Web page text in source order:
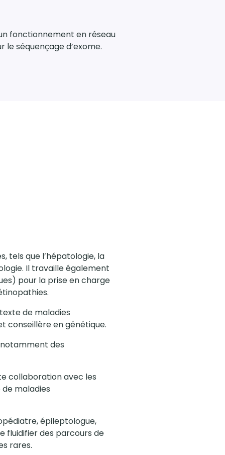
fonctionnement en réseau
séquençage d’exome.
tels que l’hépatologie, la
Il travaille également
pour la prise en charge
de maladies
conseillère en génétique.
des
collaboration avec les
maladies
épileptologue,
fluidifier des parcours de
rares.